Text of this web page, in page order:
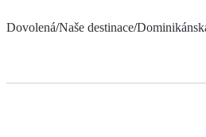
Dovolená/Naše destinace/